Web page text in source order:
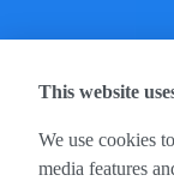
This website
We use cookies
media features